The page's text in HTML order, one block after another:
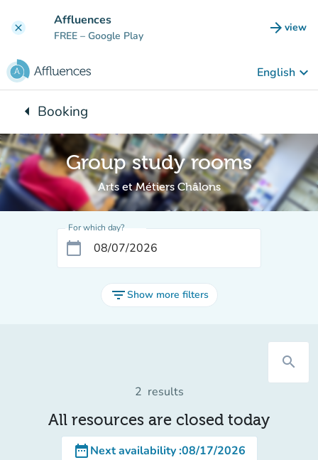
clear Affluences
FREE – Google Play arrow_forward view
(new
English keyboard_arrow_down
arrow_leftBack to:
Booking
Group study rooms
Arts et Métiers Châlons
For which day?
calendar_today
filter_listShow more filters
search
2 results
All resources are closed today
date_rangeNext availability:08/17/2026